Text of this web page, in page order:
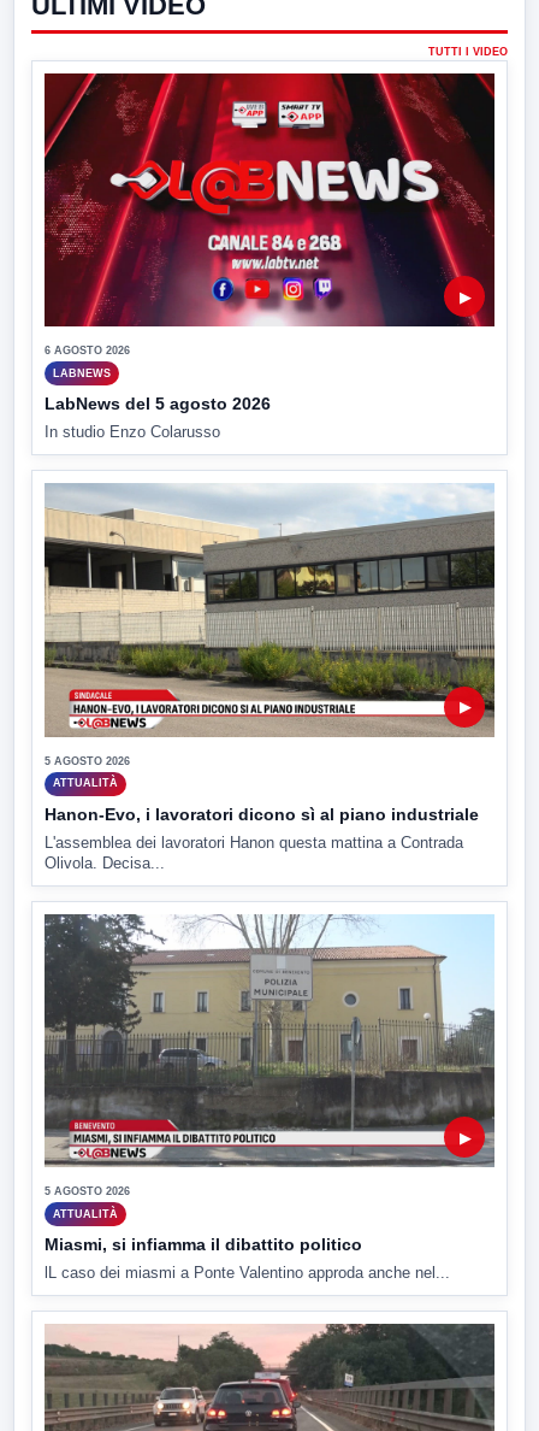
TUTTI I VIDEO
▶
6 AGOSTO 2026
LABNEWS
LabNews del 5 agosto 2026
In studio Enzo Colarusso
▶
5 AGOSTO 2026
ATTUALITÀ
Hanon-Evo, i lavoratori dicono sì al piano industriale
L'assemblea dei lavoratori Hanon questa mattina a Contrada
Olivola. Decisa...
▶
5 AGOSTO 2026
ATTUALITÀ
Miasmi, si infiamma il dibattito politico
lL caso dei miasmi a Ponte Valentino approda anche nel...